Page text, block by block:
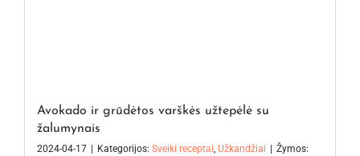
Avokado ir grūdėtos varškės užtepėlė su
žalumynais
2024-04-17 Kategorijos: Sveiki receptai, Užkandžiai
Žymos: